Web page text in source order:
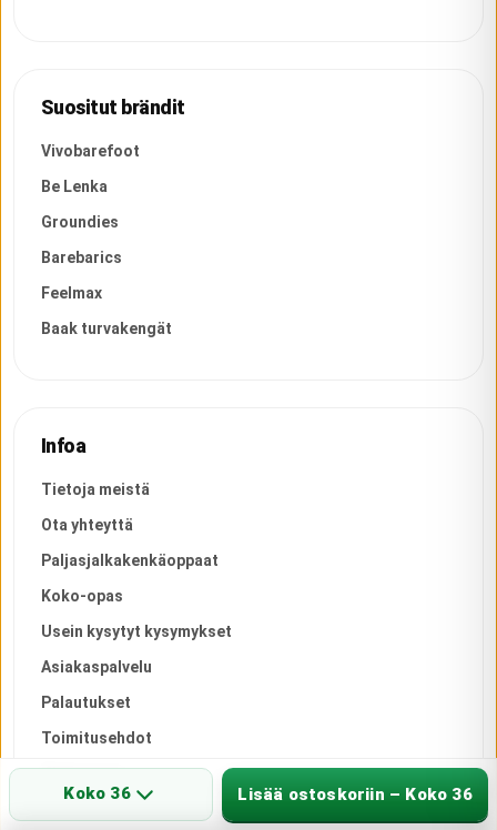
Koko 36 Lisää ostoskoriin – Koko 36
Suositut brändit
Vivobarefoot
Be Lenka
Groundies
Barebarics
Feelmax
Baak turvakengät
Infoa
Tietoja meistä
Ota yhteyttä
Paljasjalkakenkäoppaat
Koko-opas
Usein kysytyt kysymykset
Asiakaspalvelu
Palautukset
Toimitusehdot
Tietosuoja